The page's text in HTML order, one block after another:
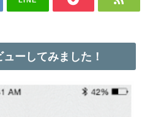
ーしてみました！